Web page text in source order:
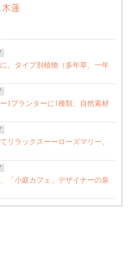
蓮
。タイプ別植物（多年草、一年
1プランターに1種類、自然素材
リラックスーーローズマリー、
「小庭カフェ」デザイナーの泉